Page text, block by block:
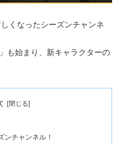
くなったシーズンチャンネ
も始まり、新キャラクターの
ンチャンネル！